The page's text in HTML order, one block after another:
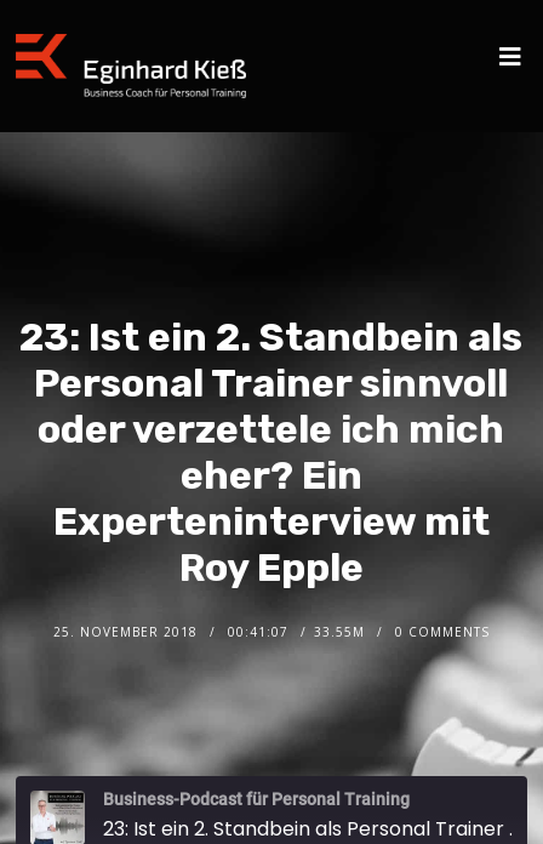
23: Ist ein 2. Standbein als
Personal Trainer sinnvoll
oder verzettele ich mich
eher? Ein
Experteninterview mit
Roy Epple
25. NOVEMBER 2018 00:41:07 33.55M 0 COMMENTS
Business-Podcast für Personal Training
23: Ist ein 2. Standbein als Personal Trainer sinnvoll oder verzettele ich mich eher? Ein Experteninterview mit Roy Epple